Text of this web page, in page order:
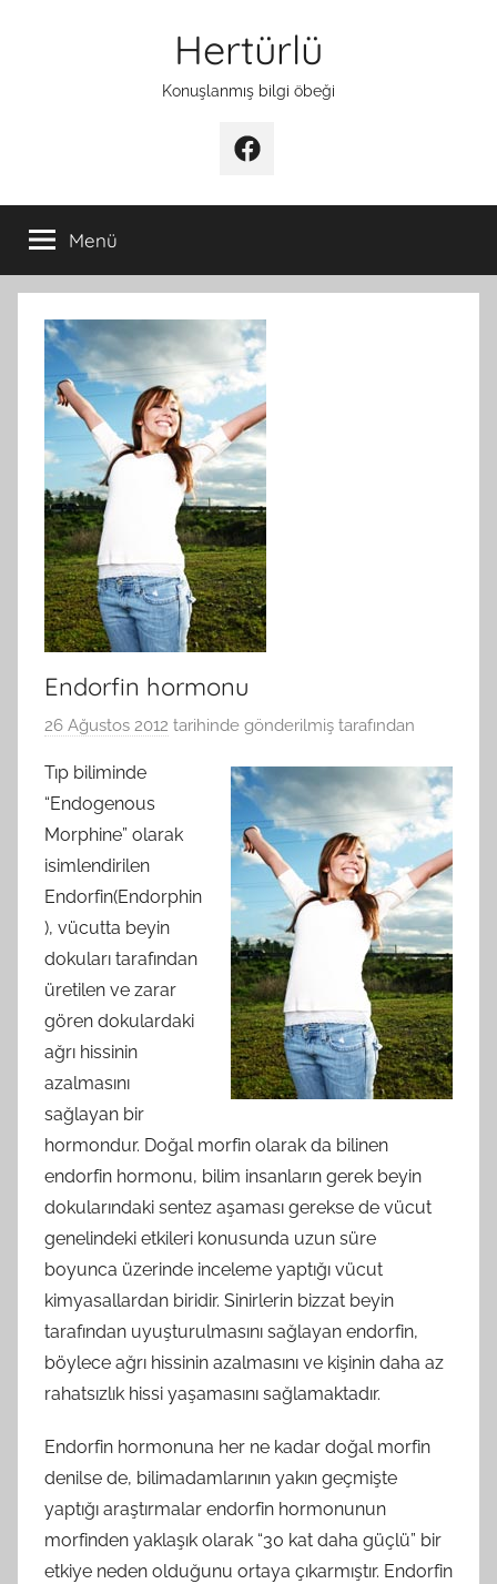
Hertürlü
Konuşlanmış bilgi öbeği
Facebook
Menü
Endorfin hormonu
26 Ağustos 2012 tarihinde gönderilmiş tarafından
Tıp biliminde
“Endogenous
Morphine” olarak
isimlendirilen
Endorfin(Endorphin
), vücutta beyin
dokuları tarafından
üretilen ve zarar
gören dokulardaki
ağrı hissinin
azalmasını
sağlayan bir
hormondur. Doğal morfin olarak da bilinen
endorfin hormonu, bilim insanların gerek beyin
dokularındaki sentez aşaması gerekse de vücut
genelindeki etkileri konusunda uzun süre
boyunca üzerinde inceleme yaptığı vücut
kimyasallardan biridir. Sinirlerin bizzat beyin
tarafından uyuşturulmasını sağlayan endorfin,
böylece ağrı hissinin azalmasını ve kişinin daha az
rahatsızlık hissi yaşamasını sağlamaktadır.
Endorfin hormonuna her ne kadar doğal morfin
denilse de, bilimadamlarının yakın geçmişte
yaptığı araştırmalar endorfin hormonunun
morfinden yaklaşık olarak “30 kat daha güçlü” bir
etkiye neden olduğunu ortaya çıkarmıştır. Endorfin